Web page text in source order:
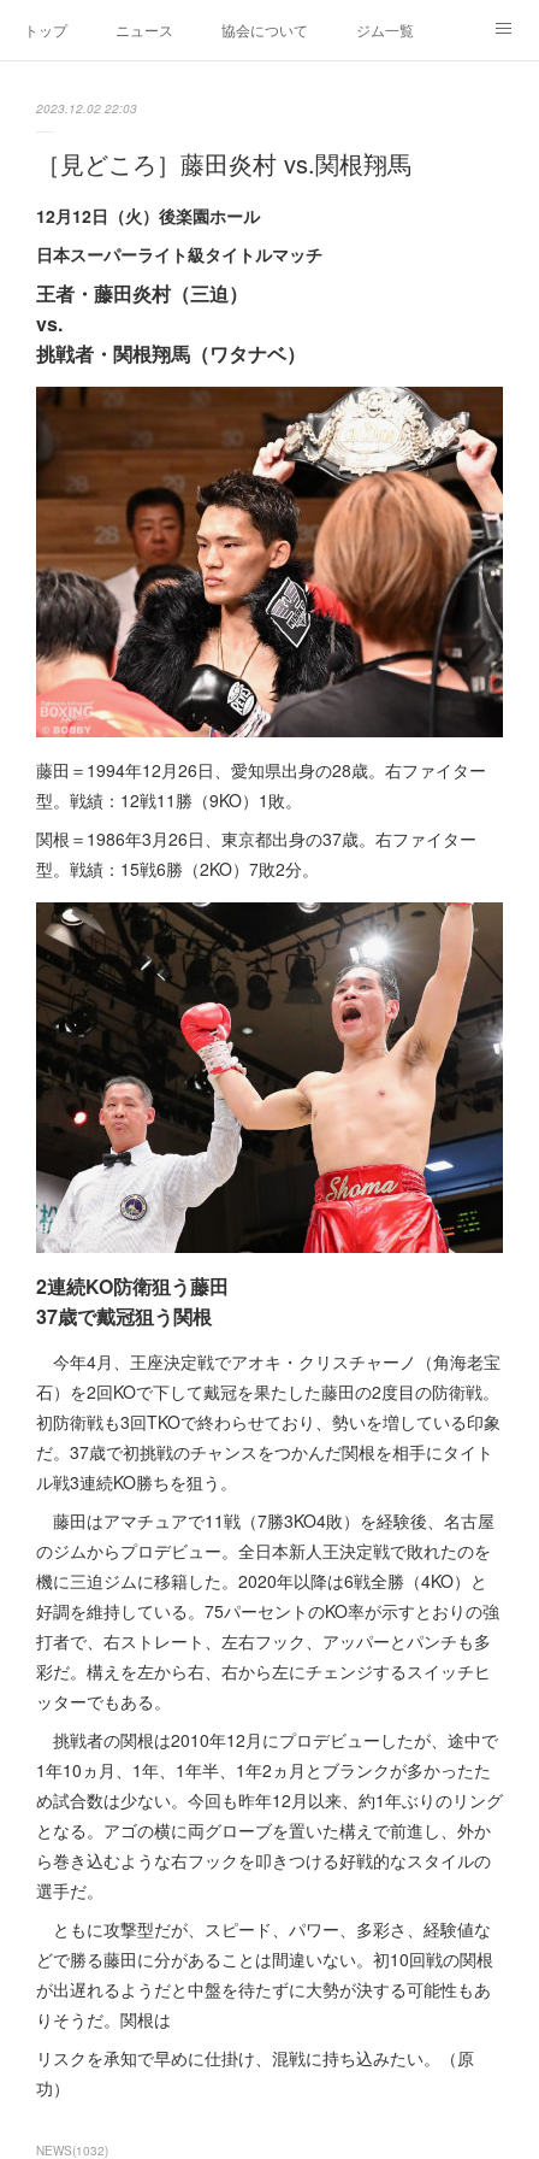
トップ ニュース 協会について ジム一覧
2023.12.02 22:03
［見どころ］藤田炎村 vs.関根翔馬
12月12日（火）後楽園ホール
日本スーパーライト級タイトルマッチ
王者・藤田炎村（三迫）
vs.
挑戦者・関根翔馬（ワタナベ）
藤田＝1994年12月26日、愛知県出身の28歳。右ファイター
型。戦績：12戦11勝（9KO）1敗。
関根＝1986年3月26日、東京都出身の37歳。右ファイター
型。戦績：15戦6勝（2KO）7敗2分。
2連続KO防衛狙う藤田
37歳で戴冠狙う関根
今年4月、王座決定戦でアオキ・クリスチャーノ（角海老宝
石）を2回KOで下して戴冠を果たした藤田の2度目の防衛戦。
初防衛戦も3回TKOで終わらせており、勢いを増している印象
だ。37歳で初挑戦のチャンスをつかんだ関根を相手にタイト
ル戦3連続KO勝ちを狙う。
藤田はアマチュアで11戦（7勝3KO4敗）を経験後、名古屋
のジムからプロデビュー。全日本新人王決定戦で敗れたのを
機に三迫ジムに移籍した。2020年以降は6戦全勝（4KO）と
好調を維持している。75パーセントのKO率が示すとおりの強
打者で、右ストレート、左右フック、アッパーとパンチも多
彩だ。構えを左から右、右から左にチェンジするスイッチヒ
ッターでもある。
挑戦者の関根は2010年12月にプロデビューしたが、途中で
1年10ヵ月、1年、1年半、1年2ヵ月とブランクが多かったた
め試合数は少ない。今回も昨年12月以来、約1年ぶりのリング
となる。アゴの横に両グローブを置いた構えで前進し、外か
ら巻き込むような右フックを叩きつける好戦的なスタイルの
選手だ。
ともに攻撃型だが、スピード、パワー、多彩さ、経験値な
どで勝る藤田に分があることは間違いない。初10回戦の関根
が出遅れるようだと中盤を待たずに大勢が決する可能性もあ
りそうだ。関根は
リスクを承知で早めに仕掛け、混戦に持ち込みたい。（原
功）
NEWS(1032)